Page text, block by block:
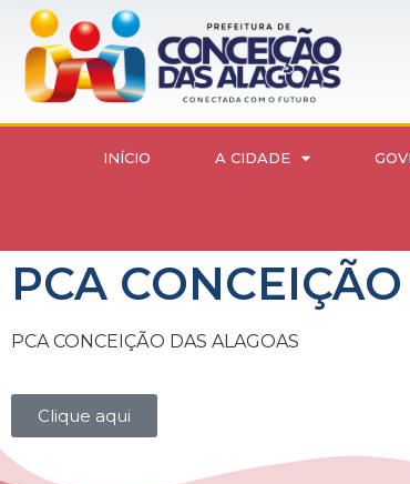
INÍCIO A CIDADE
PCA
PCA CONCEIÇÃO DAS ALAGOAS
Clique aqui